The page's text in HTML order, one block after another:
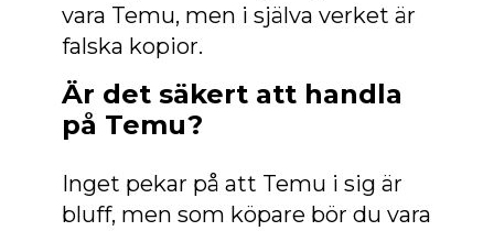
vara Temu, men i själva verket är
falska kopior.
Är det säkert att handla
på Temu?
Inget pekar på att Temu i sig är
bluff, men som köpare bör du vara